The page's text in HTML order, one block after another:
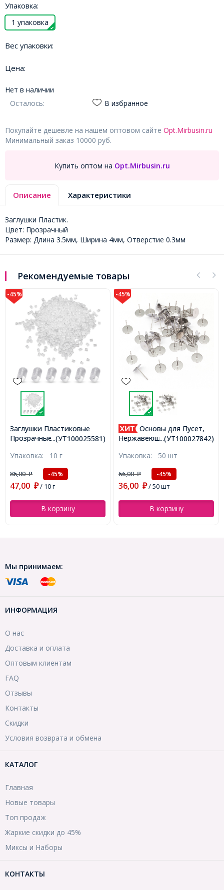
Упаковка:
1 упаковка
Вес упаковки:
Цена:
Нет в наличии
Осталось:
В избранное
Покупайте дешевле на нашем оптовом сайте Opt.Mirbusin.ru
Минимальный заказ 10000 руб.
Купить оптом на Opt.Mirbusin.ru
Описание Характеристики
Заглушки Пластик.
Цвет: Прозрачный
Размер: Длина 3.5мм, Ширина 4мм, Отверстие 0.3мм
Рекомендуемые товары
-45%
...(УТ100025581)
Заглушки Пластиковые
Прозрачные, 3х3х3мм,
530шт/10г, (УТ100025581)
Упаковка: 10 г
86,00₽ -45%
47,00 ₽/ 10 г
В корзину
-45%
...(УТ100027842)
Основы для Пусет,
Нержавеющая Сталь,
Длина 12мм, Диаметр 4мм,
Пин 0.6мм, (УТ100027842)
Упаковка: 50 шт
66,00₽ -45%
36,00 ₽/ 50 шт
В корзину
Мы принимаем:
ИНФОРМАЦИЯ
О нас
Доставка и оплата
Оптовым клиентам
FAQ
Отзывы
Контакты
Скидки
Условия возврата и обмена
КАТАЛОГ
Главная
Новые товары
Топ продаж
Жаркие скидки до 45%
Миксы и Наборы
КОНТАКТЫ